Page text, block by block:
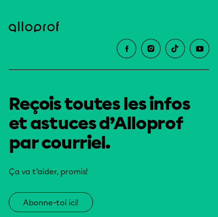
Reçois toutes les infos
et astuces d’Alloprof
par courriel.
Ça va t’aider, promis!
Abonne-toi ici!